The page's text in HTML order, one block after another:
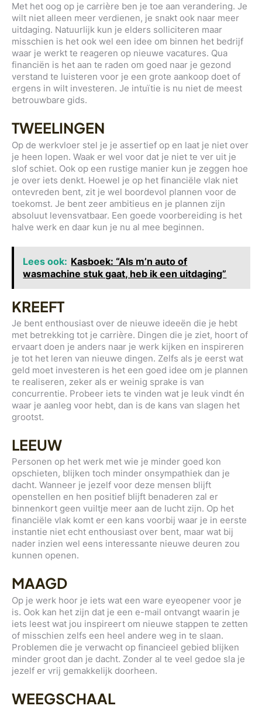
Met het oog op je carrière ben je toe aan verandering. Je
wilt niet alleen meer verdienen, je snakt ook naar meer
uitdaging. Natuurlijk kun je elders solliciteren maar
misschien is het ook wel een idee om binnen het bedrijf
waar je werkt te reageren op nieuwe vacatures. Qua
financiën is het aan te raden om goed naar je gezond
verstand te luisteren voor je een grote aankoop doet of
ergens in wilt investeren. Je intuïtie is nu niet de meest
betrouwbare gids.
TWEELINGEN
Op de werkvloer stel je je assertief op en laat je niet over
je heen lopen. Waak er wel voor dat je niet te ver uit je
slof schiet. Ook op een rustige manier kun je zeggen hoe
je over iets denkt. Hoewel je op het financiële vlak niet
ontevreden bent, zit je wel boordevol plannen voor de
toekomst. Je bent zeer ambitieus en je plannen zijn
absoluut levensvatbaar. Een goede voorbereiding is het
halve werk en daar kun je nu al mee beginnen.
Lees ook: Kasboek: “Als m’n auto of
wasmachine stuk gaat, heb ik een uitdaging”
KREEFT
Je bent enthousiast over de nieuwe ideeën die je hebt
met betrekking tot je carrière. Dingen die je ziet, hoort of
ervaart doen je anders naar je werk kijken en inspireren
je tot het leren van nieuwe dingen. Zelfs als je eerst wat
geld moet investeren is het een goed idee om je plannen
te realiseren, zeker als er weinig sprake is van
concurrentie. Probeer iets te vinden wat je leuk vindt én
waar je aanleg voor hebt, dan is de kans van slagen het
grootst.
LEEUW
Personen op het werk met wie je minder goed kon
opschieten, blijken toch minder onsympathiek dan je
dacht. Wanneer je jezelf voor deze mensen blijft
openstellen en hen positief blijft benaderen zal er
binnenkort geen vuiltje meer aan de lucht zijn. Op het
financiële vlak komt er een kans voorbij waar je in eerste
instantie niet echt enthousiast over bent, maar wat bij
nader inzien wel eens interessante nieuwe deuren zou
kunnen openen.
MAAGD
Op je werk hoor je iets wat een ware eyeopener voor je
is. Ook kan het zijn dat je een e-mail ontvangt waarin je
iets leest wat jou inspireert om nieuwe stappen te zetten
of misschien zelfs een heel andere weg in te slaan.
Problemen die je verwacht op financieel gebied blijken
minder groot dan je dacht. Zonder al te veel gedoe sla je
jezelf er vrij gemakkelijk doorheen.
WEEGSCHAAL